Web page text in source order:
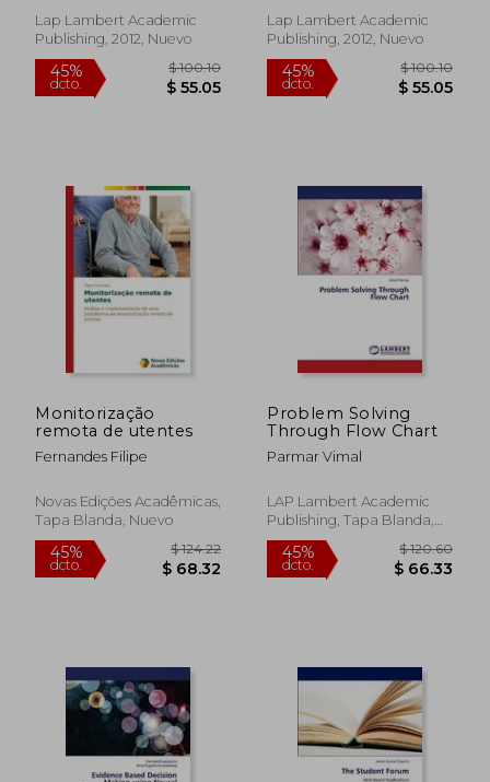
45%
dcto.
45%
Lap Lambert Academic
Publishing, 2012, Nuevo
Lap Lambert Academic
Publishing, 2012, Nuevo
Monitorização
remota de utentes
Fernandes Filipe
Novas Edições Acadêmicas,
Tapa Blanda, Nuevo
Problem Solving
Through Flow Chart
Parmar Vimal
LAP Lambert Academic
Publishing, Tapa Blanda,
Nuevo